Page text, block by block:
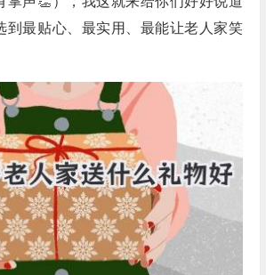
到最贴心、最实用、最能让老人家笑